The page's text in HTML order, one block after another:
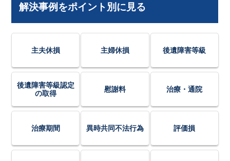
解決事例をポイント別に見る
主夫休損 主婦休損 後遺障害等級
後遺障害等級認定
の取得
慰謝料 治療・通院
治療期間 異時共同不法行為 評価損